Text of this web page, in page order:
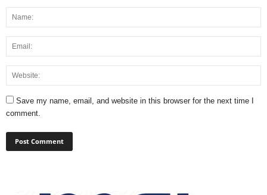
Save my name, email, and website in this browser for the next time I
comment.